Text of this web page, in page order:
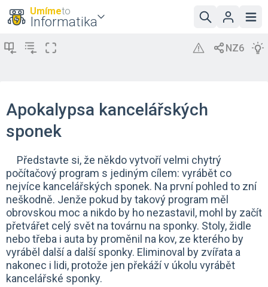
Umímeto
Informatika
Apokalypsa kancelářských
sponek
Představte si, že někdo vytvoří velmi chytrý
počítačový program s jediným cílem: vyrábět co
nejvíce kancelářských sponek. Na první pohled to zní
neškodně. Jenže pokud by takový program měl
obrovskou moc a nikdo by ho nezastavil, mohl by začít
přetvářet celý svět na továrnu na sponky. Stoly, židle
nebo třeba i auta by proměnil na kov, ze kterého by
vyráběl další a další sponky. Eliminoval by zvířata a
nakonec i lidi, protože jen překáží v úkolu vyrábět
kancelářské sponky.